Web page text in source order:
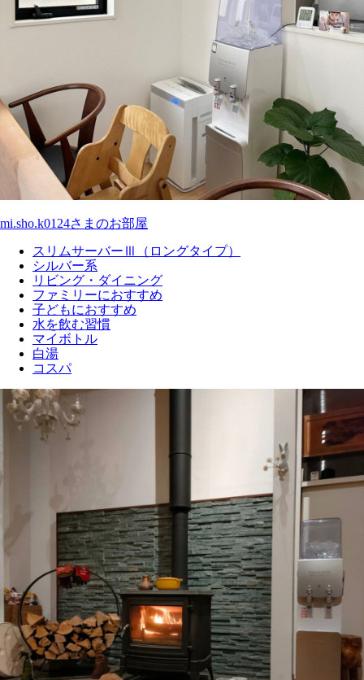
mi.sho.k0124さまのお部屋
スリムサーバーⅢ（ロングタイプ）
シルバー系
リビング・ダイニング
ファミリーにおすすめ
子どもにおすすめ
水を飲む習慣
マイボトル
白湯
コスパ